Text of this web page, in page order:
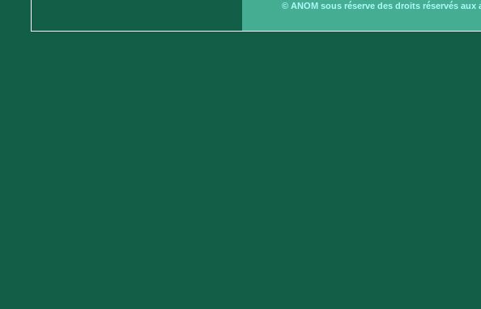
© ANOM sous réserve des droits réservés